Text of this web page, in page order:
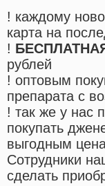
! каждому
карта на
!
рублей
! оптовым
препарата с
! так же у нас
покупать
выгодным
Cотрудники
сделать